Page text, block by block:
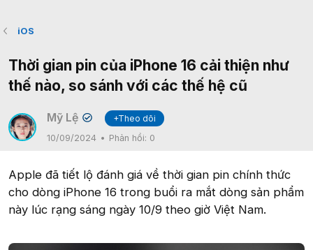
iOS
Thời gian pin của iPhone 16 cải thiện như
thế nào, so sánh với các thế hệ cũ
Mỹ Lệ ✔
+Theo dõi
10/09/2024
Phản hồi: 0
Apple đã tiết lộ đánh giá về thời gian pin chính thức
cho dòng iPhone 16 trong buổi ra mắt dòng sản phẩm
này lúc rạng sáng ngày 10/9 theo giờ Việt Nam.